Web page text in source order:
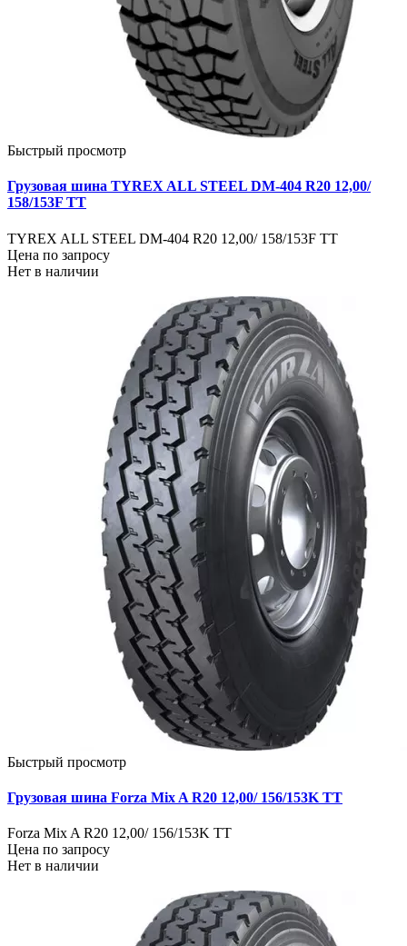
Быстрый просмотр
Грузовая шина TYREX ALL STEEL DM-404 R20 12,00/
158/153F TT
TYREX ALL STEEL DM-404 R20 12,00/ 158/153F TT
Цена по запросу
Нет в наличии
Быстрый просмотр
Грузовая шина Forza Mix A R20 12,00/ 156/153K TT
Forza Mix A R20 12,00/ 156/153K TT
Цена по запросу
Нет в наличии